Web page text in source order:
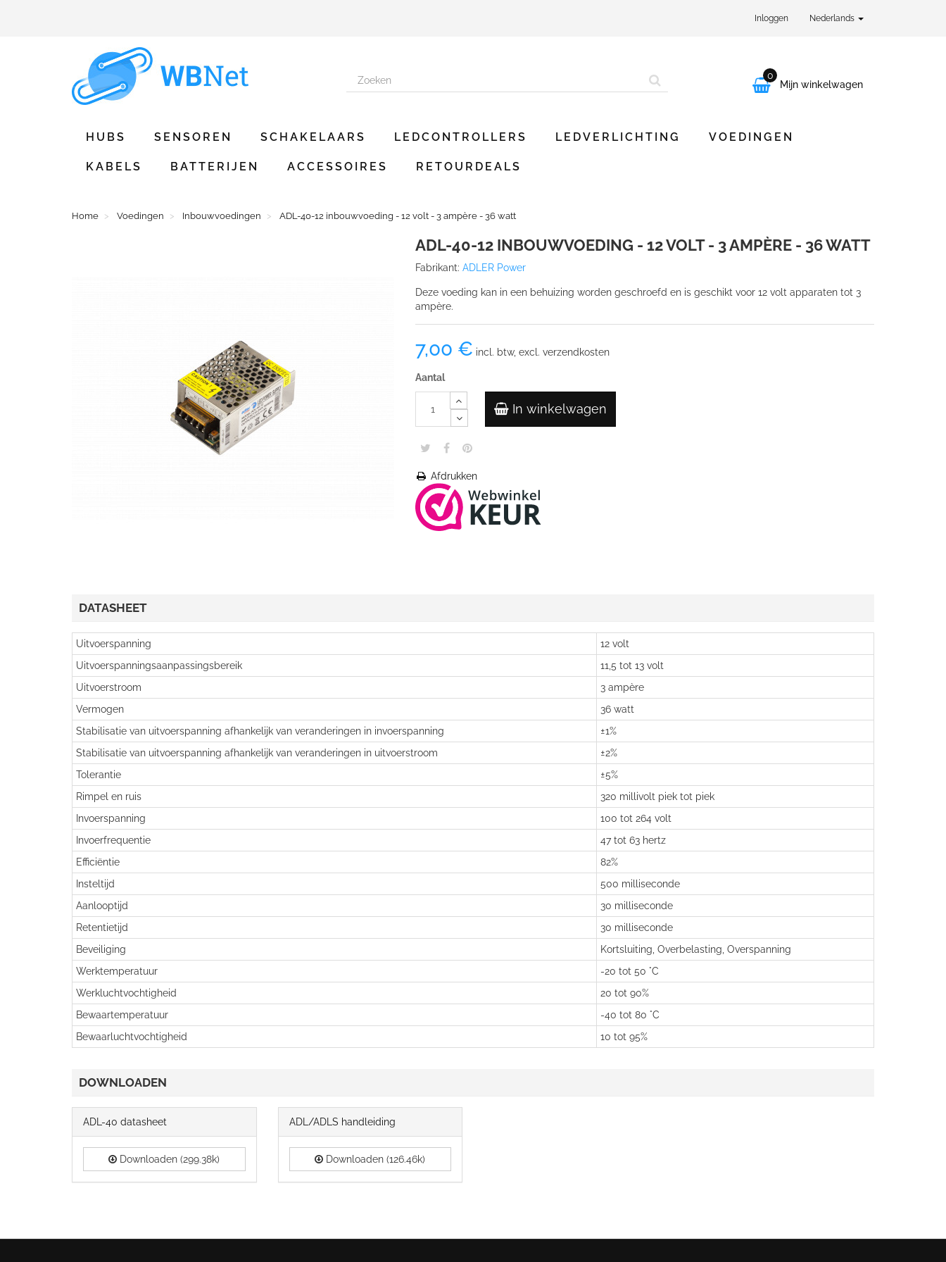
Inloggen Nederlands

0
Mijn winkelwagen
HUBS SENSOREN SCHAKELAARS LEDCONTROLLERS LEDVERLICHTING VOEDINGEN
KABELS BATTERIJEN ACCESSOIRES RETOURDEALS
Home Voedingen Inbouwvoedingen ADL-40-12 inbouwvoeding - 12 volt - 3 ampère - 36 watt
ADL-40-12 INBOUWVOEDING - 12 VOLT - 3 AMPÈRE - 36 WATT
Fabrikant: ADLER Power
Deze voeding kan in een behuizing worden geschroefd en is geschikt voor 12 volt apparaten tot 3
ampère.
7,00 € incl. btw, excl. verzendkosten
Aantal
In winkelwagen
Afdrukken
DATASHEET
Uitvoerspanning
12 volt
Uitvoerspanningsaanpassingsbereik
11,5 tot 13 volt
Uitvoerstroom
3 ampère
Vermogen
36 watt
Stabilisatie van uitvoerspanning afhankelijk van veranderingen in invoerspanning
±1%
Stabilisatie van uitvoerspanning afhankelijk van veranderingen in uitvoerstroom
±2%
Tolerantie
±5%
Rimpel en ruis
320 millivolt piek tot piek
Invoerspanning
100 tot 264 volt
Invoerfrequentie
47 tot 63 hertz
Efficiëntie
82%
Insteltijd
500 milliseconde
Aanlooptijd
30 milliseconde
Retentietijd
30 milliseconde
Beveiliging
Kortsluiting, Overbelasting, Overspanning
Werktemperatuur
-20 tot 50 °C
Werkluchtvochtigheid
20 tot 90%
Bewaartemperatuur
-40 tot 80 °C
Bewaarluchtvochtigheid
10 tot 95%
DOWNLOADEN
ADL-40 datasheet
Downloaden (299.38k)
ADL/ADLS handleiding
Downloaden (126.46k)